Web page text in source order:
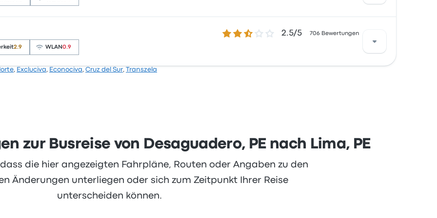
auf Busbud mit 3.6 Sternen bewertet. Reisende waren besonders zufrieden mit der
aber oft über WLAN. Ticketpreise von Excluciva für diese Reise beginnen bei 48 €
2.5 von 5 Sternen2.5/5 706 Bewertungen
2.9 WLAN 0.9
, Excluciva, Econociva, Cruz del Sur, Transzela
zur Busreise von Desaguadero, PE nach Lima, PE
die hier angezeigten Fahrpläne, Routen oder Angaben zu den
Änderungen unterliegen oder sich zum Zeitpunkt Ihrer Reise
unterscheiden können.